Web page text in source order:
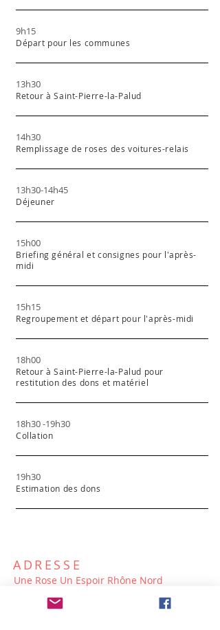
9h15
Départ pour les communes
13h30
Retour à Saint-Pierre-la-Palud
14h30
Remplissage de roses des voitures-relais
13h30-14h45
Déjeuner
15h00
Briefing général et consignes pour l'après-
midi
15h15
Regroupement et départ pour l'après-midi
18h00
Retour à Saint-Pierre-la-Palud pour
restitution des dons et matériel
18h30 -19h30
Collation
19h30
Estimation des dons
ADRESSE
Une Rose Un Espoir Rhône Nord
486 rue Piamot